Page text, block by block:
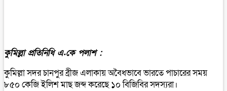
কুমিল্লা প্রতিনিধি এ.কে পলাশ :
কুমিল্লা সদর চানপুর ব্রীজ এলাকায় অবৈধভাবে ভারতে পাচারের সময়
৮৫০ কেজি ইলিশ মাছ জব্দ করেছে ১০ বিজিবির সদস্যরা।